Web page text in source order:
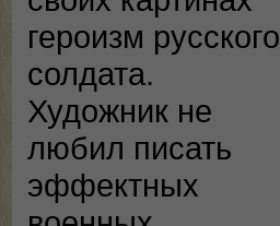
героизм русского
солдата.
Художник не
любил писать
эффектных